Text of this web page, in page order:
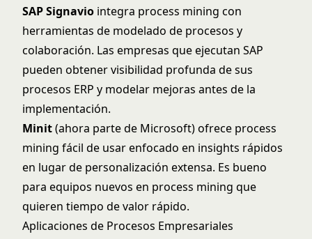
SAP Signavio integra process mining con
herramientas de modelado de procesos y
colaboración. Las empresas que ejecutan SAP
pueden obtener visibilidad profunda de sus
procesos ERP y modelar mejoras antes de la
implementación.
Minit(ahora parte de Microsoft) ofrece process
mining fácil de usar enfocado en insights rápidos
en lugar de personalización extensa. Es bueno
para equipos nuevos en process mining que
quieren tiempo de valor rápido.
Aplicaciones de Procesos Empresariales